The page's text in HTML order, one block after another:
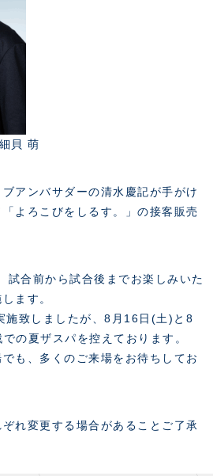
貝 萌
アンバサダーの清水慶記が手がけ
よろこびをしるす。」の接客販売
試合前から試合後までお楽しみいた
ます。
施致しましたが、8月16日(土)と8
の夏ザスパを控えております。
も、多くのご来場をお待ちしてお
れ変更する場合があることご了承